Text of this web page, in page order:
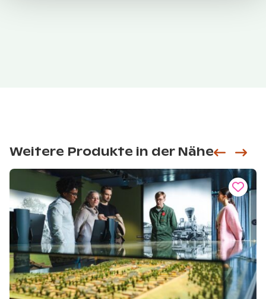
Weitere Produkte in der Nähe Siirry